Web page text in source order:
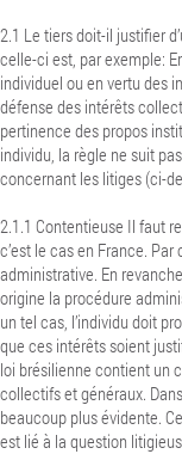
2.1 Le tiers doit-il justifier
celle-ci est, par exemple:
individuel ou en vertu des
défense des intérêts
pertinence des propos
individu, la règle ne suit
concernant les litiges (ci-
2.1.1 Contentieuse Il faut
c’est le cas en France.
administrative. En
origine la procédure
un tel cas, l’individu doit
que ces intérêts soient
loi brésilienne contient un
collectifs et généraux.
beaucoup plus évidente.
est lié à la question